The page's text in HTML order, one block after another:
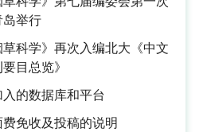
岛举行
草科学》再次入编北大《中文
目总览》
的数据库和平台
费免收及投稿的说明